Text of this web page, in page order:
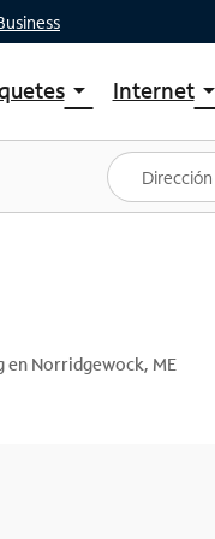
arrow_drop_down
Ver paquetes
Spectrum One
Mejores ofertas
Internetarrow_drop_down
Planes
en Norridgewock, ME